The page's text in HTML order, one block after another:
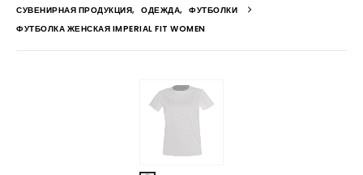
СУВЕНИРНАЯ ПРОДУКЦИЯ, ОДЕЖДА, ФУТБОЛКИ
ФУТБОЛКА ЖЕНСКАЯ IMPERIAL FIT WOMEN